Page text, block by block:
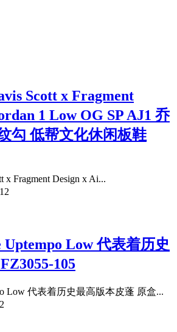
Scott x Fragment
1 Low OG SP AJ1 乔
勾 低帮文化休闲板鞋
x Fragment Design x Ai...
12
Low 代表着历史
105
Low 代表着历史最高版本皮蓬 原盒...